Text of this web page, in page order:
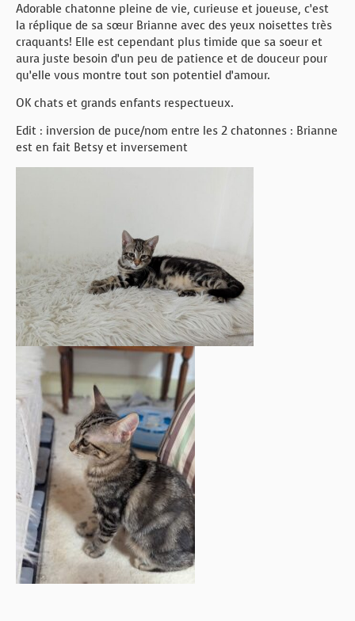
Adorable chatonne pleine de vie, curieuse et joueuse, c’est
la réplique de sa sœur Brianne avec des yeux noisettes très
craquants! Elle est cependant plus timide que sa soeur et
aura juste besoin d’un peu de patience et de douceur pour
qu’elle vous montre tout son potentiel d’amour.
OK chats et grands enfants respectueux.
Edit : inversion de puce/nom entre les 2 chatonnes : Brianne
est en fait Betsy et inversement